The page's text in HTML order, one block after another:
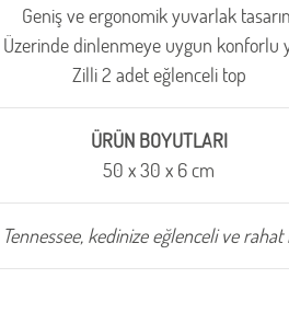
Geniş ve ergonomik yuvarlak
Üzerinde dinlenmeye uygun konforlu
Zilli 2 adet eğlenceli top
ÜRÜN BOYUTLARI
50 x 30 x 6 cm
kedinize eğlenceli ve rahat